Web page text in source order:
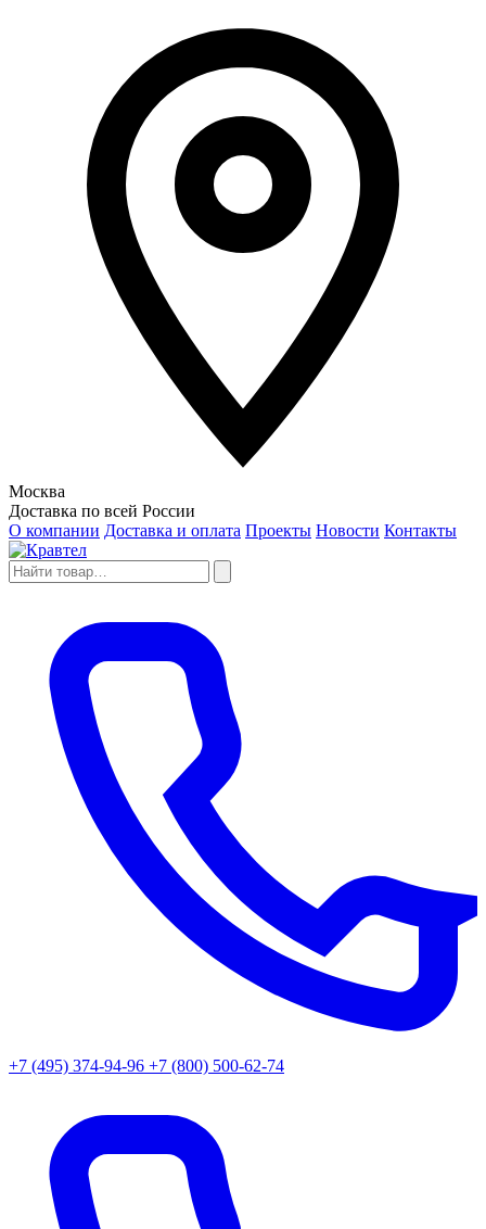
Москва
Доставка по всей России
О компании Доставка и оплата Проекты Новости Контакты
+7 (495) 374-94-96 +7 (800) 500-62-74